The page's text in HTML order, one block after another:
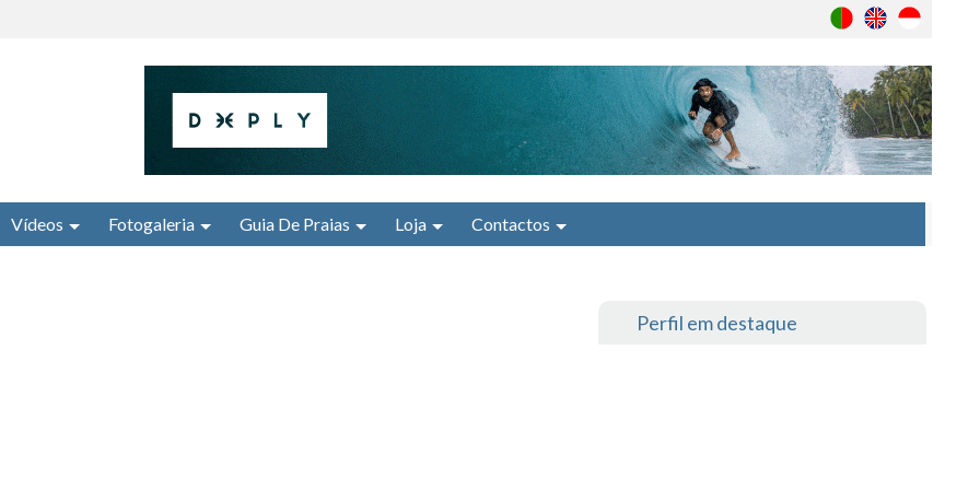
Vídeos Fotogaleria Guia De Praias Loja Contactos
Perfil em destaque